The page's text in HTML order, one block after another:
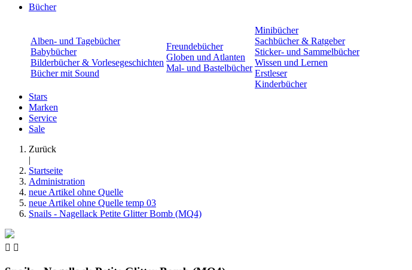
Bücher
Alben- und Tagebücher
Babybücher
Bilderbücher & Vorlesegeschichten
Bücher mit Sound
Freundebücher
Globen und Atlanten
Mal- und Bastelbücher
Minibücher
Sachbücher & Ratgeber
Sticker- und Sammelbücher
Wissen und Lernen
Erstleser
Kinderbücher
Stars
Marken
Service
Sale
Zurück
|
Startseite
Administration
neue Artikel ohne Quelle
neue Artikel ohne Quelle temp 03
Snails - Nagellack Petite Glitter Bomb (MQ4)
 